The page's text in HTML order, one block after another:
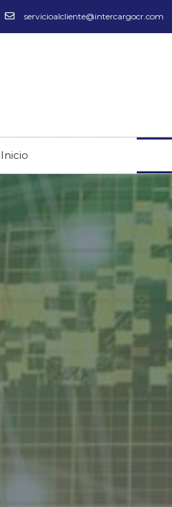
servicioalcliente@intercargocr.com
Inicio